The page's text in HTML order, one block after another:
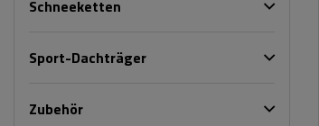
Schneeketten
Sport-Dachträger
Zubehör